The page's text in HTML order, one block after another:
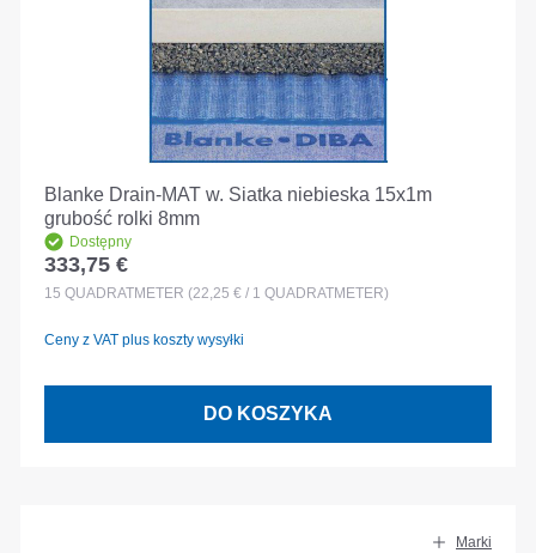
Blanke Drain-MAT w. Siatka niebieska 15x1m
grubość rolki 8mm
Dostępny
Cena regularna:
333,75 €
15 QUADRATMETER (22,25 € / 1 QUADRATMETER)
Ceny z VAT plus koszty wysyłki
DO KOSZYKA
Marki